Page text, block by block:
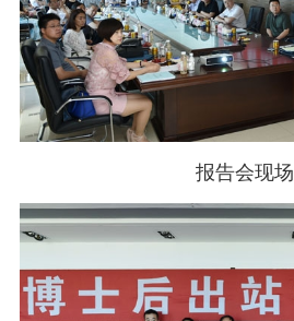
报告会现场